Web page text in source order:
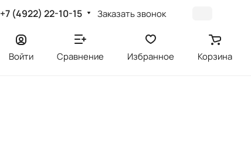
+7 (4922) 22-10-15 Заказать звонок
Войти Сравнение Избранное Корзина